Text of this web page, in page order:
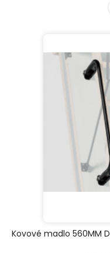
Kovové madlo 560MM